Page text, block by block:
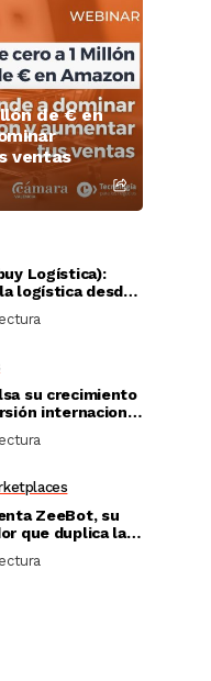
de € en
ventas
Logística):
logística desde
vendedor
su crecimiento
internacional
ZeeBot, su
que duplica la
pruebas reales